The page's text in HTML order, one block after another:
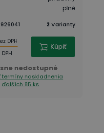
plné
926041 2 Varianty
DPH
DPH
Kúpiť
nedostupné
termíny naskladnenia
ďalších 85 ks